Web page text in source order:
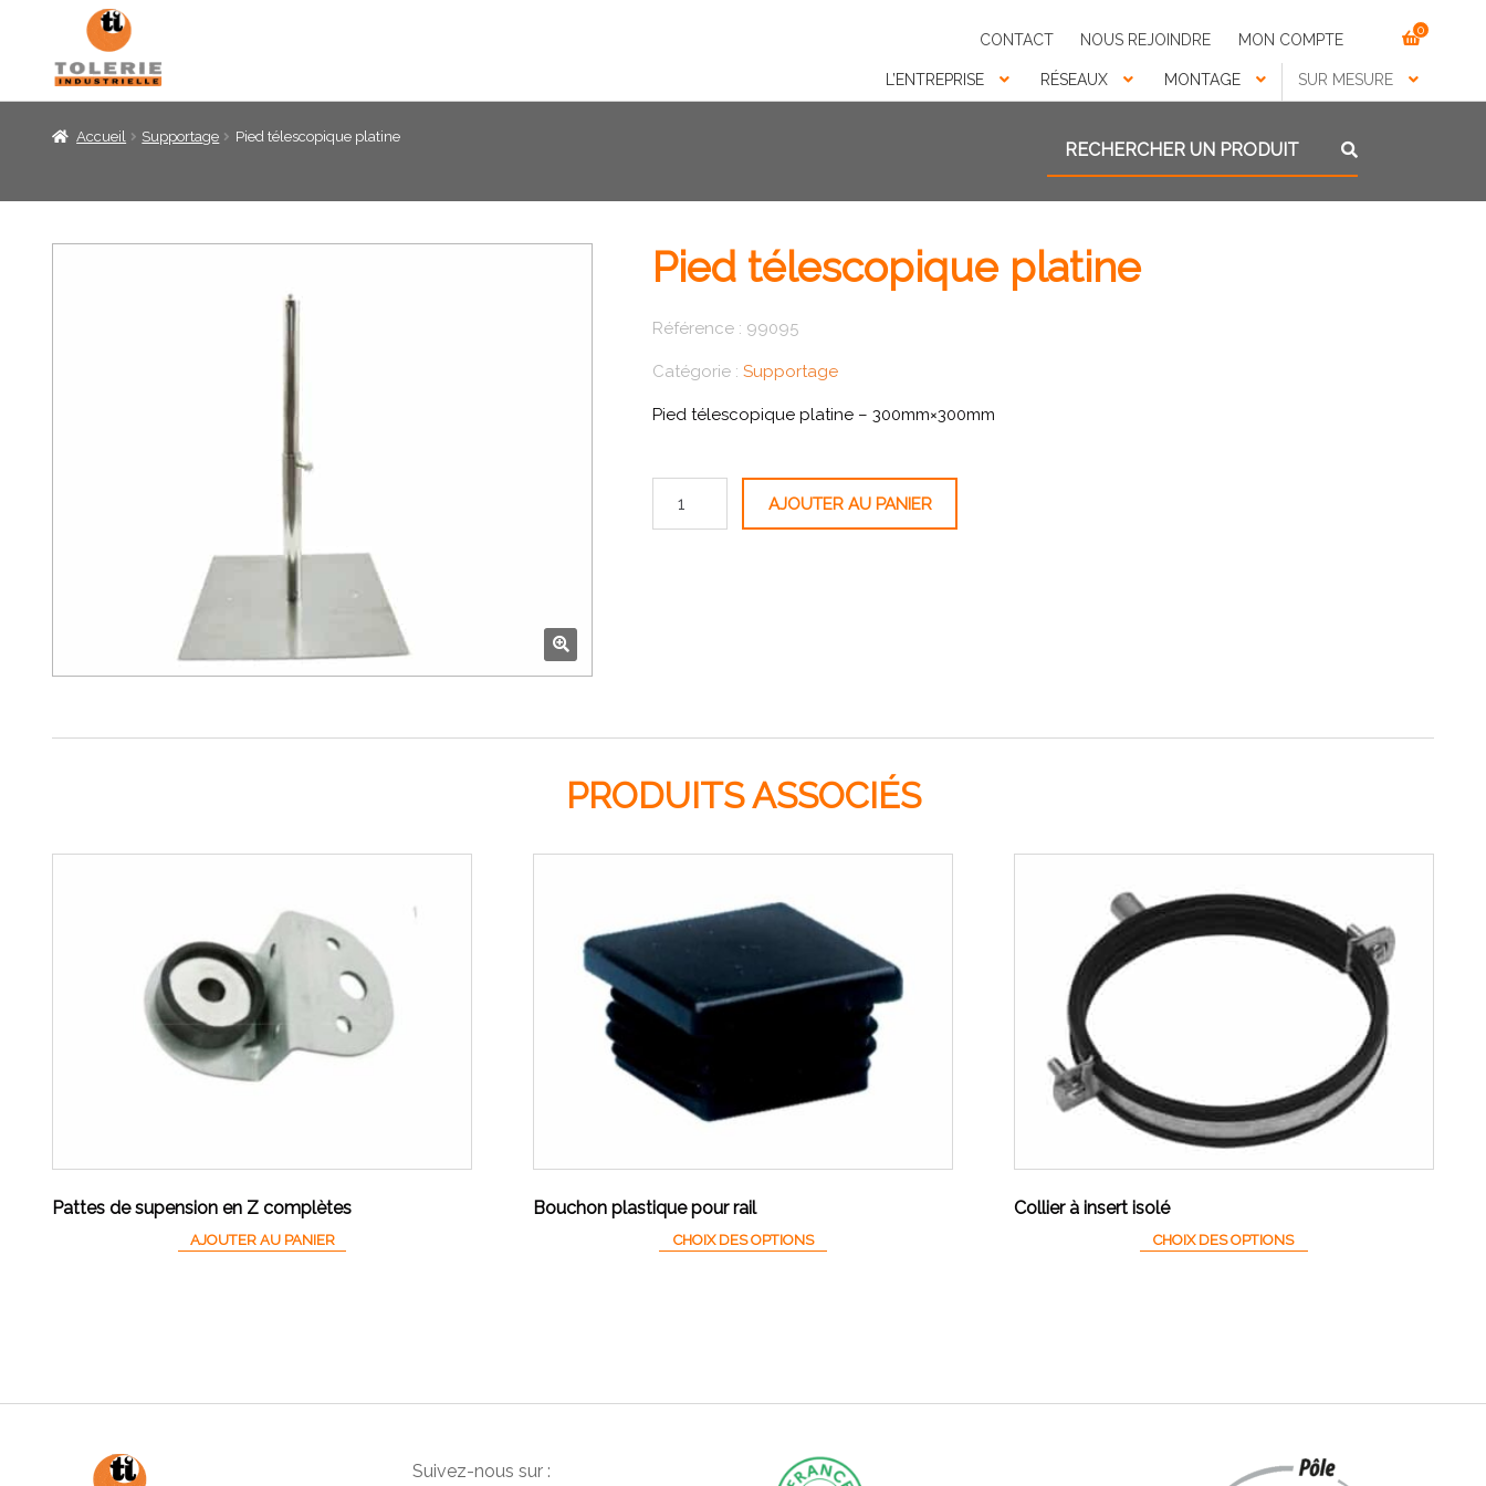
CONTACT NOUS REJOINDRE MON COMPTE
0
L’ENTREPRISE RÉSEAUX MONTAGE SUR MESURE
Recherche pour :
Recherche
Accueil Supportage Pied télescopique platine
🔍
Pied télescopique platine
Référence : 99095
Catégorie :Supportage
Pied télescopique platine – 300mm×300mm
AJOUTER AU PANIER
PRODUITS ASSOCIÉS
Pattes de supension en Z complètes
AJOUTER AU PANIER
Bouchon plastique pour rail
CHOIX DES OPTIONS Ce produit a plusieurs variations. Les options peuvent être choisies sur la page du produit
Collier à insert isolé
CHOIX DES OPTIONS
Suivez-nous sur :
Panneau de gestion des cookies